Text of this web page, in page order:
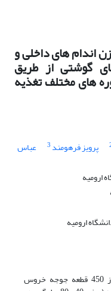
اندام های داخلی و
گوشتی از طریق
های مختلف تغذیه
پرویز فرهومند 3 عباس
ارومیه
ارومیه
یک آزمایش فاکتوریل 3×3 با استفاده از 450 قطعه جوجه خروس